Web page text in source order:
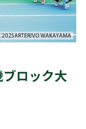
ロック大